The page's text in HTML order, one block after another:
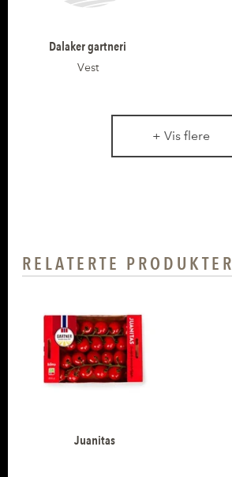
Dalaker gartneri
Vest
+ Vis flere
RELATERTE PRODUKTER
Juanitas